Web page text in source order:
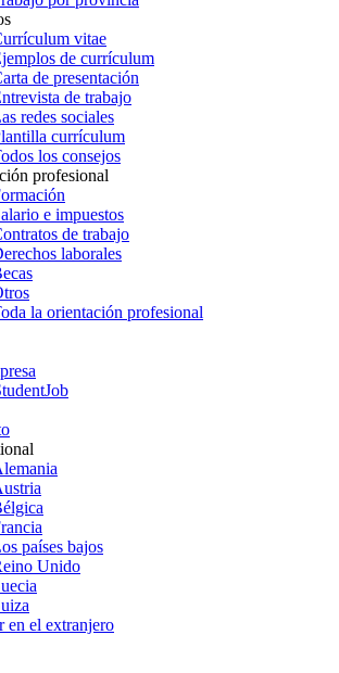
vitae
de currículum
de presentación
de trabajo
redes sociales
currículum
los consejos
profesional
e impuestos
de trabajo
laborales
la orientación profesional
países bajos
Unido
en el extranjero